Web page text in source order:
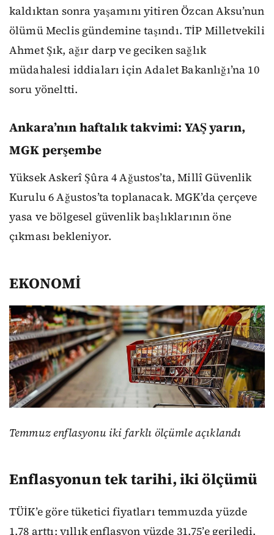
kaldıktan sonra yaşamını yitiren Özcan Aksu’nun
ölümü Meclis gündemine taşındı. TİP Milletvekili
Ahmet Şık, ağır darp ve geciken sağlık
müdahalesi iddiaları için Adalet Bakanlığı’na 10
soru yöneltti.
Ankara’nın haftalık takvimi: YAŞ yarın,
MGK perşembe
Yüksek Askerî Şûra 4 Ağustos’ta, Millî Güvenlik
Kurulu 6 Ağustos’ta toplanacak. MGK’da çerçeve
yasa ve bölgesel güvenlik başlıklarının öne
çıkması bekleniyor.
EKONOMİ
Temmuz enflasyonu iki farklı ölçümle açıklandı
Enflasyonun tek tarihi, iki ölçümü
TÜİK’e göre tüketici fiyatları temmuzda yüzde
1,78 arttı; yıllık enflasyon yüzde 31,75’e geriledi.